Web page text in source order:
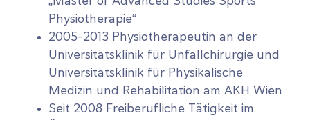
Physiotherapie“
2005-2013 Physiotherapeutin an der
Universitätsklinik für Unfallchirurgie und
Universitätsklinik für Physikalische
Medizin und Rehabilitation am AKH Wien
Seit 2008 Freiberufliche Tätigkeit im